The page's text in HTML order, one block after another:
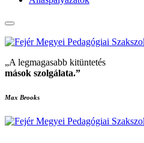
„A legmagasabb kitüntetés
mások szolgálata.”
Max Brooks